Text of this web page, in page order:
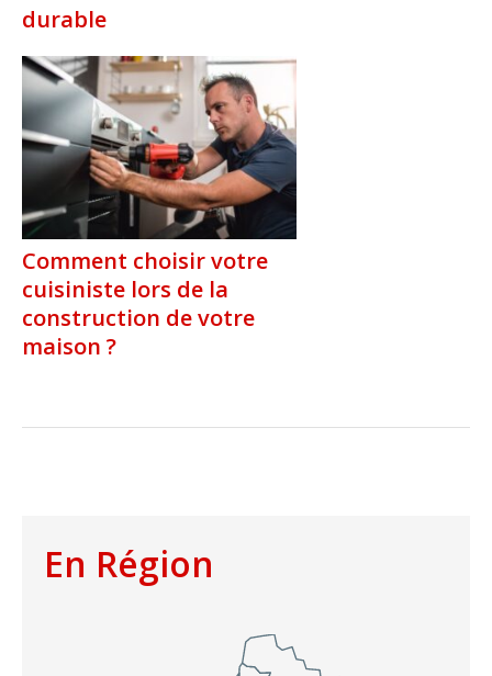
durable
Comment choisir votre
cuisiniste lors de la
construction de votre
maison ?
En Région